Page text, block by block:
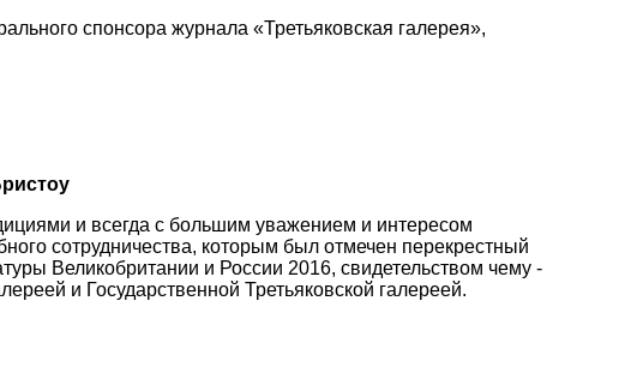
спонсора журнала «Третьяковская галерея»,
и всегда с большим уважением и интересом
сотрудничества, которым был отмечен перекрестный
Великобритании и России 2016, свидетельством чему -
и Государственной Третьяковской галереей.